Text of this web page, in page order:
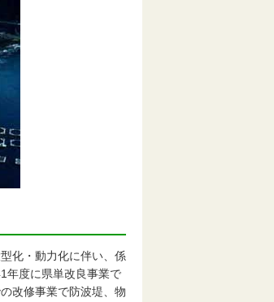
化・動力化に伴い、係
年度に県単改良事業で
改修事業で防波堤、物